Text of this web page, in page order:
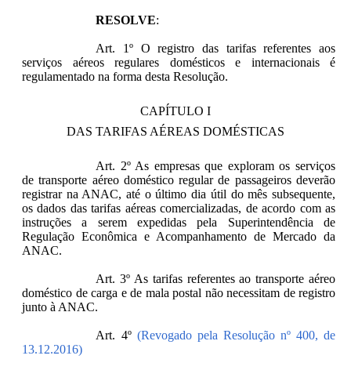
RESOLVE:
Art. 1º O registro das tarifas referentes aos
serviços aéreos regulares domésticos e internacionais é
regulamentado na forma desta Resolução.
CAPÍTULO I
DAS TARIFAS AÉREAS DOMÉSTICAS
Art. 2º As empresas que exploram os serviços
de transporte aéreo doméstico regular de passageiros deverão
registrar na ANAC, até o último dia útil do mês subsequente,
os dados das tarifas aéreas comercializadas, de acordo com as
instruções a serem expedidas pela Superintendência de
Regulação Econômica e Acompanhamento de Mercado da
ANAC.
Art. 3º As tarifas referentes ao transporte aéreo
doméstico de carga e de mala postal não necessitam de registro
junto à ANAC.
Art. 4º (Revogado pela Resolução nº 400, de
13.12.2016)